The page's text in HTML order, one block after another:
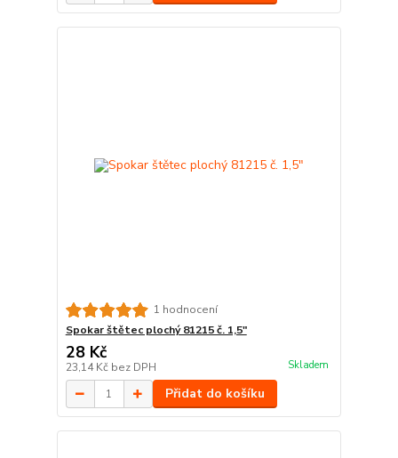
1 hodnocení
Spokar štětec plochý 81215 č. 1,5"
28 Kč
23,14 Kč bez DPH Skladem
Přidat do košíku